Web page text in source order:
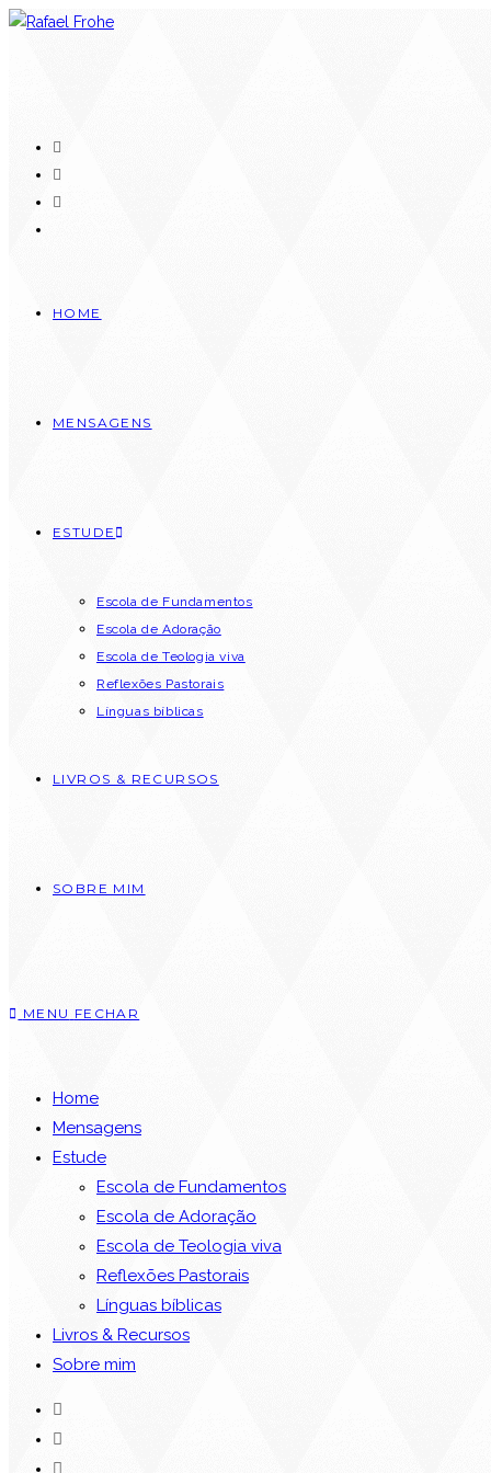
HOME
MENSAGENS
ESTUDE
Escola de Fundamentos
Escola de Adoração
Escola de Teologia viva
Reflexões Pastorais
Línguas bíblicas
LIVROS & RECURSOS
SOBRE MIM
MENU FECHAR
Home
Mensagens
Estude
Escola de Fundamentos
Escola de Adoração
Escola de Teologia viva
Reflexões Pastorais
Línguas bíblicas
Livros & Recursos
Sobre mim